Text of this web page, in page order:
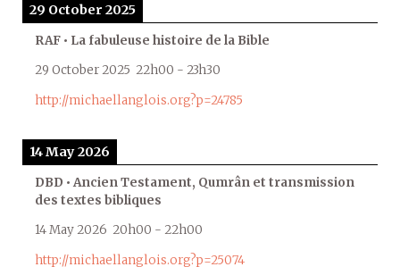
29 October 2025
RAF • La fabuleuse histoire de la Bible
29 October 2025 22h00 - 23h30
http://michaellanglois.org?p=24785
14 May 2026
DBD • Ancien Testament, Qumrân et transmission
des textes bibliques
14 May 2026 20h00 - 22h00
http://michaellanglois.org?p=25074